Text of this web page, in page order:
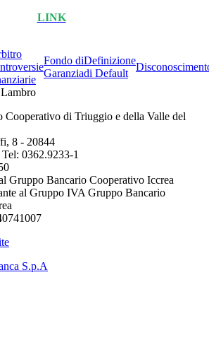
LINK
Fondo di
Garanzia
Definizione
di Default
Cooperativo di Triuggio e della Valle del
8 - 20844
0362.9233-1
Gruppo Bancario Cooperativo Iccrea
al Gruppo IVA Gruppo Bancario
S.p.A